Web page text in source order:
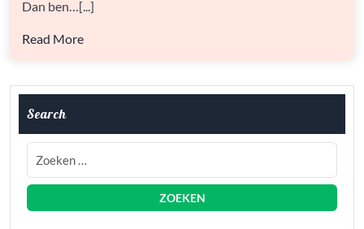
Dan ben…[...]
Read More
Search